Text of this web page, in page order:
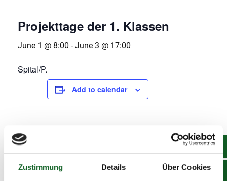
Zustimmung Details Über Cookies
Projekttage der 1. Klassen
June 1 @ 8:00 -June 3 @ 17:00
Spital/P.
Add to calendar
DETAILS
Start:
June 1 @ 8:00